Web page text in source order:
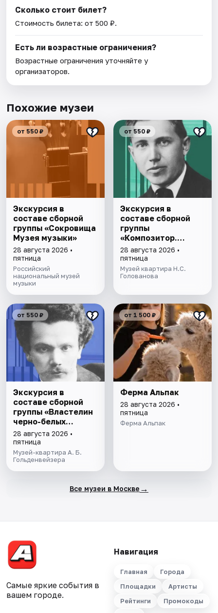
Сколько стоит билет?
Стоимость билета: от 500 ₽.
Есть ли возрастные ограничения?
Возрастные ограничения уточняйте у
организаторов.
Похожие музеи
от 550 ₽
Экскурсия в
составе сборной
группы «Сокровища
Музея музыки»
28 августа 2026 •
пятница
Российский
национальный музей
музыки
от 550 ₽
Экскурсия в
составе сборной
группы
«Композитор.
Дирижер.
Коллекционер»
28 августа 2026 •
пятница
Музей квартира Н.С.
Голованова
от 550 ₽
Экскурсия в
составе сборной
группы «Властелин
черно-белых
клавиш»
28 августа 2026 •
пятница
Музей-квартира А. Б.
Гольденвейзера
от 1 500 ₽
Ферма Альпак
28 августа 2026 •
пятница
Ферма Альпак
Все музеи в Москве →
Самые яркие события в
вашем городе.
Навигация
Главная
Города
Площадки
Артисты
Рейтинги
Промокоды